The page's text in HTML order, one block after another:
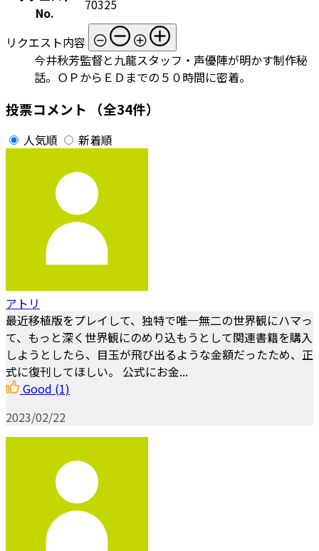
No.
70325
リクエスト内容
今井秋芳監督と九龍スタッフ・声優陣が明かす制作秘
話。ＯＰからＥＤまでの５０時間に密着。
投票コメント （全34件）
人気順 新着順
アトリ
最近移植版をプレイして、独特で唯一無二の世界観にハマっ
て、もっと深く世界観にのめり込もうとして関連書籍を購入
しようとしたら、目玉が飛び出るような金額だったため、正
式に復刊してほしい。 公式にお金...
Good (1)
2023/02/22